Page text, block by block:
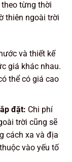
từng thời
thiên ngoài trời
và thiết kế
giá khác nhau.
thể có giá cao
đặt: Chi phí
trời cũng sẽ
cách xa và địa
vào yếu tố